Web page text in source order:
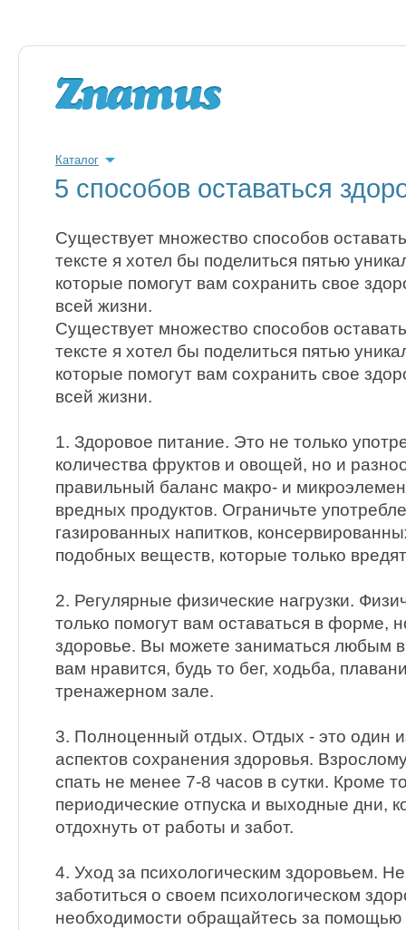
Каталог
5 способов оставаться
Существует множество способов
тексте я хотел бы поделиться пятью
которые помогут вам сохранить свое
всей жизни.
Существует множество способов
тексте я хотел бы поделиться пятью
которые помогут вам сохранить свое
всей жизни.
1. Здоровое питание. Это не только
количества фруктов и овощей, но и
правильный баланс макро- и
вредных продуктов. Ограничьте
газированных напитков,
подобных веществ, которые только
2. Регулярные физические нагрузки.
только помогут вам оставаться в форме,
здоровье. Вы можете заниматься любым
вам нравится, будь то бег, ходьба,
тренажерном зале.
3. Полноценный отдых. Отдых - это один
аспектов сохранения здоровья.
спать не менее 7-8 часов в сутки. Кроме
периодические отпуска и выходные дни,
отдохнуть от работы и забот.
4. Уход за психологическим здоровьем.
заботиться о своем психологическом
необходимости обращайтесь за помощью